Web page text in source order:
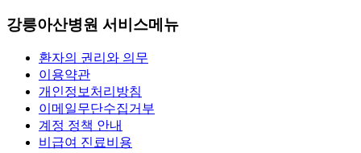
강릉아산병원 서비스메뉴
환자의 권리와 의무
이용약관
개인정보처리방침
이메일무단수집거부
계정 정책 안내
비급여 진료비용